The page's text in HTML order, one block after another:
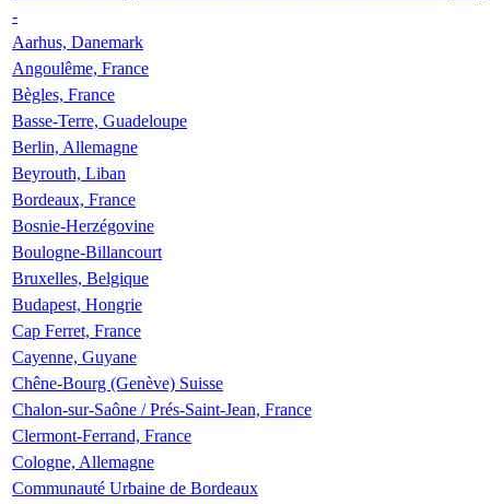
-
Aarhus, Danemark
Angoulême, France
Bègles, France
Basse-Terre, Guadeloupe
Berlin, Allemagne
Beyrouth, Liban
Bordeaux, France
Bosnie-Herzégovine
Boulogne-Billancourt
Bruxelles, Belgique
Budapest, Hongrie
Cap Ferret, France
Cayenne, Guyane
Chêne-Bourg (Genève) Suisse
Chalon-sur-Saône / Prés-Saint-Jean, France
Clermont-Ferrand, France
Cologne, Allemagne
Communauté Urbaine de Bordeaux